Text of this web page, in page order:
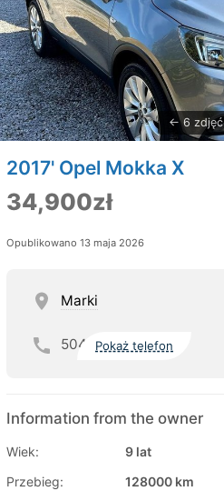
6 zdjęć
2017' Opel Mokka X
34,900zł
Opublikowano 13 maja 2026
Marki
504 Pokaż telefon
Information from the owner
Wiek:
9 lat
Przebieg:
128000 km